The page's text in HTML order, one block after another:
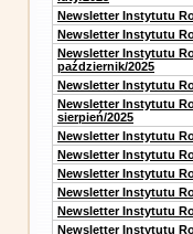
Newsletter Instytutu
Newsletter Instytutu
Newsletter Instytutu
październik/2025
Newsletter Instytutu
Newsletter Instytutu
sierpień/2025
Newsletter Instytutu
Newsletter Instytutu
Newsletter Instytutu
Newsletter Instytutu
Newsletter Instytutu
Newsletter Instytutu